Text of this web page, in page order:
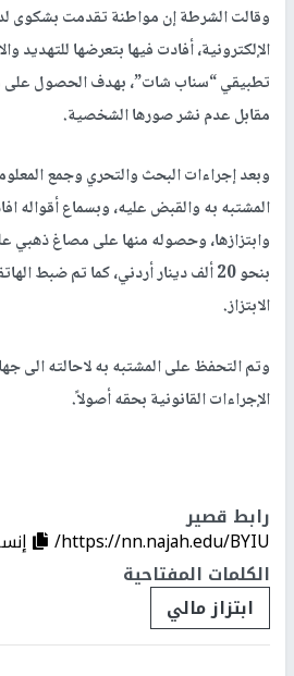
وقالت الشرطة إن مواطنة تقدمت بشكوى
الإلكترونية، أفادت فيها بتعرضها للتهديد
تطبيقي “سناب شات”، بهدف الحصول على
مقابل عدم نشر صورها الشخصية.
وبعد إجراءات البحث والتحري وجمع
المشتبه به والقبض عليه، وبسماع أقواله
وابتزازها، وحصوله منها على مصاغ ذهبي
بنحو 20 ألف دينار أردني، كما تم ضبط
الابتزاز.
وتم التحفظ على المشتبه به لاحالته الى
الإجراءات القانونية بحقه أصولاً.
رابط قصير
https://nn.najah.edu/BYIU/
الكلمات المفتاحية
ابتزاز مالي